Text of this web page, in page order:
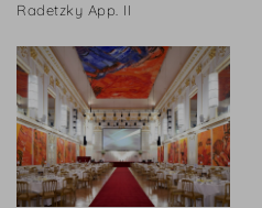
Radetzky App. II